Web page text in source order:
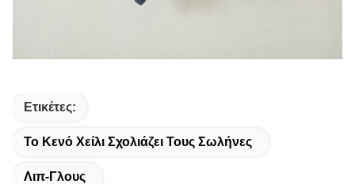
Ετικέτες:
Το Κενό Χείλι Σχολιάζει Τους Σωλήνες
Λιπ-Γλους